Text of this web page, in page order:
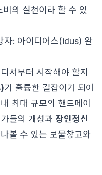
의 실천이라 할 수 있
자: 아이디어스(idus) 완
서부터 시작해야 할지
가 훌륭한 길잡이가 되어
최대 규모의 핸드메이
들의 개성과 장인정신
볼 수 있는 보물창고와